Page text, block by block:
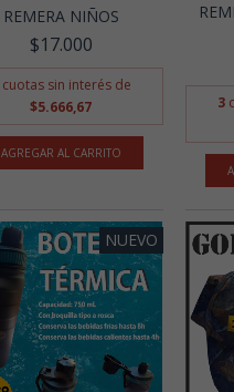
REMERA NIÑOS
$17.000
cuotas sin interés de
$5.666,67
AGREGAR AL CARRITO
3
NUEVO